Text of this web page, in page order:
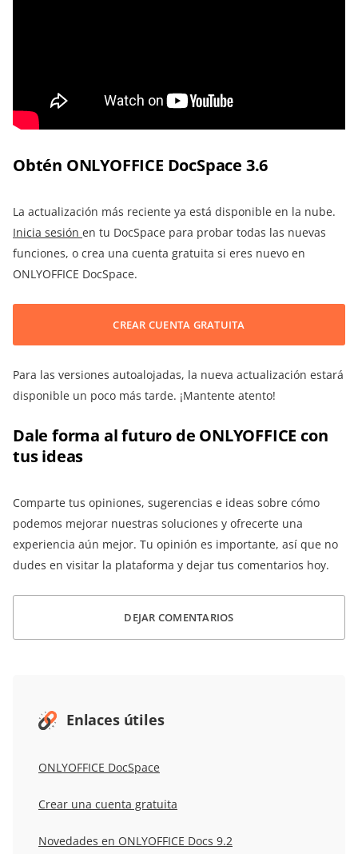
Obtén ONLYOFFICE DocSpace 3.6
La actualización más reciente ya está disponible en la nube.
Inicia sesión en tu DocSpace para probar todas las nuevas
funciones, o crea una cuenta gratuita si eres nuevo en
ONLYOFFICE DocSpace.
CREAR CUENTA GRATUITA
Para las versiones autoalojadas, la nueva actualización estará
disponible un poco más tarde. ¡Mantente atento!
Dale forma al futuro de ONLYOFFICE con
tus ideas
Comparte tus opiniones, sugerencias e ideas sobre cómo
podemos mejorar nuestras soluciones y ofrecerte una
experiencia aún mejor. Tu opinión es importante, así que no
dudes en visitar la plataforma y dejar tus comentarios hoy.
DEJAR COMENTARIOS
Enlaces útiles
ONLYOFFICE DocSpace
Crear una cuenta gratuita
Novedades en ONLYOFFICE Docs 9.2